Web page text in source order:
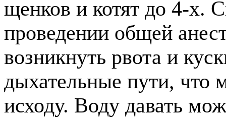
щенков и котят до 4-х.
проведении общей
возникнуть рвота и
дыхательные пути, что
исходу. Воду давать